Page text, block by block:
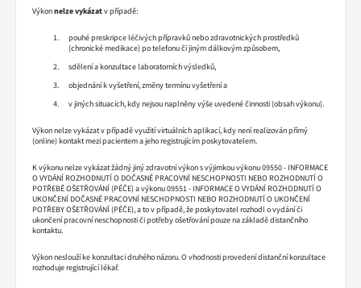
Výkonnelze vykázatv případě:
pouhé preskripce léčivých přípravků nebo zdravotnických prostředků
(chronické medikace) po telefonu či jiným dálkovým způsobem,
sdělení a konzultace laboratorních výsledků,
objednání k vyšetření, změny termínu vyšetření a
v jiných situacích, kdy nejsou naplněny výše uvedené činnosti (obsah výkonu).
Výkon nelze vykázat v případě využití virtuálních aplikací, kdy není realizován přímý
(online) kontakt mezi pacientem a jeho registrujícím poskytovatelem.
K výkonu nelze vykázat žádný jiný zdravotní výkon s výjimkou výkonu 09550 - INFORMACE
O VYDÁNÍ ROZHODNUTÍ O DOČASNÉ PRACOVNÍ NESCHOPNOSTI NEBO ROZHODNUTÍ O
POTŘEBĚ OŠETŘOVÁNÍ (PÉČE) a výkonu 09551 - INFORMACE O VYDÁNÍ ROZHODNUTÍ O
UKONČENÍ DOČASNÉ PRACOVNÍ NESCHOPNOSTI NEBO ROZHODNUTÍ O UKONČENÍ
POTŘEBY OŠETŘOVÁNÍ (PÉČE), a to v případě, že poskytovatel rozhodl o vydání či
ukončení pracovní neschopnosti či potřeby ošetřování pouze na základě distančního
kontaktu.
Výkon neslouží ke konzultaci druhého názoru. O vhodnosti provedení distanční konzultace
rozhoduje registrující lékař.